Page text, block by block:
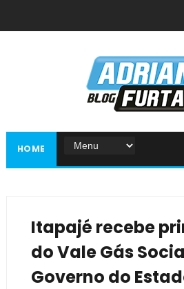
HOME
Itapajé recebe
do Vale Gás
Governo do